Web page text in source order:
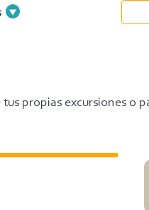
propias excursiones o